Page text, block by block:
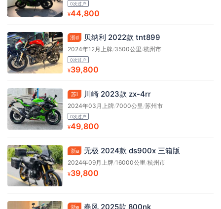
0次过户
¥44,800
浙d 贝纳利 2022款 tnt899
2024年12月上牌/3500公里/杭州市
0次过户
¥39,800
苏l 川崎 2023款 zx-4rr
2024年03月上牌/7000公里/苏州市
0次过户
¥49,800
浙a 无极 2024款 ds900x 三箱版
2024年09月上牌/16000公里/杭州市
¥39,800
浙e 春风 2025款 800nk